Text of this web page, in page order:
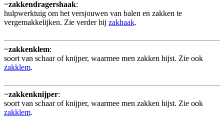
~zakkendragershaak:
hulpwerktuig om het versjouwen van balen en zakken te
vergemakkelijken. Zie verder bij zakhaak.
~zakkenklem:
soort van schaar of knijper, waarmee men zakken hijst. Zie ook
zakklem.
~zakkenknijper:
soort van schaar of knijper, waarmee men zakken hijst. Zie ook
zakklem.